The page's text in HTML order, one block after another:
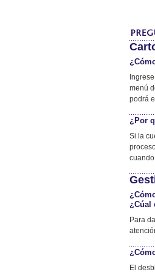
menú
podrá
¿Por
Si la
¿Cúal
Para
El